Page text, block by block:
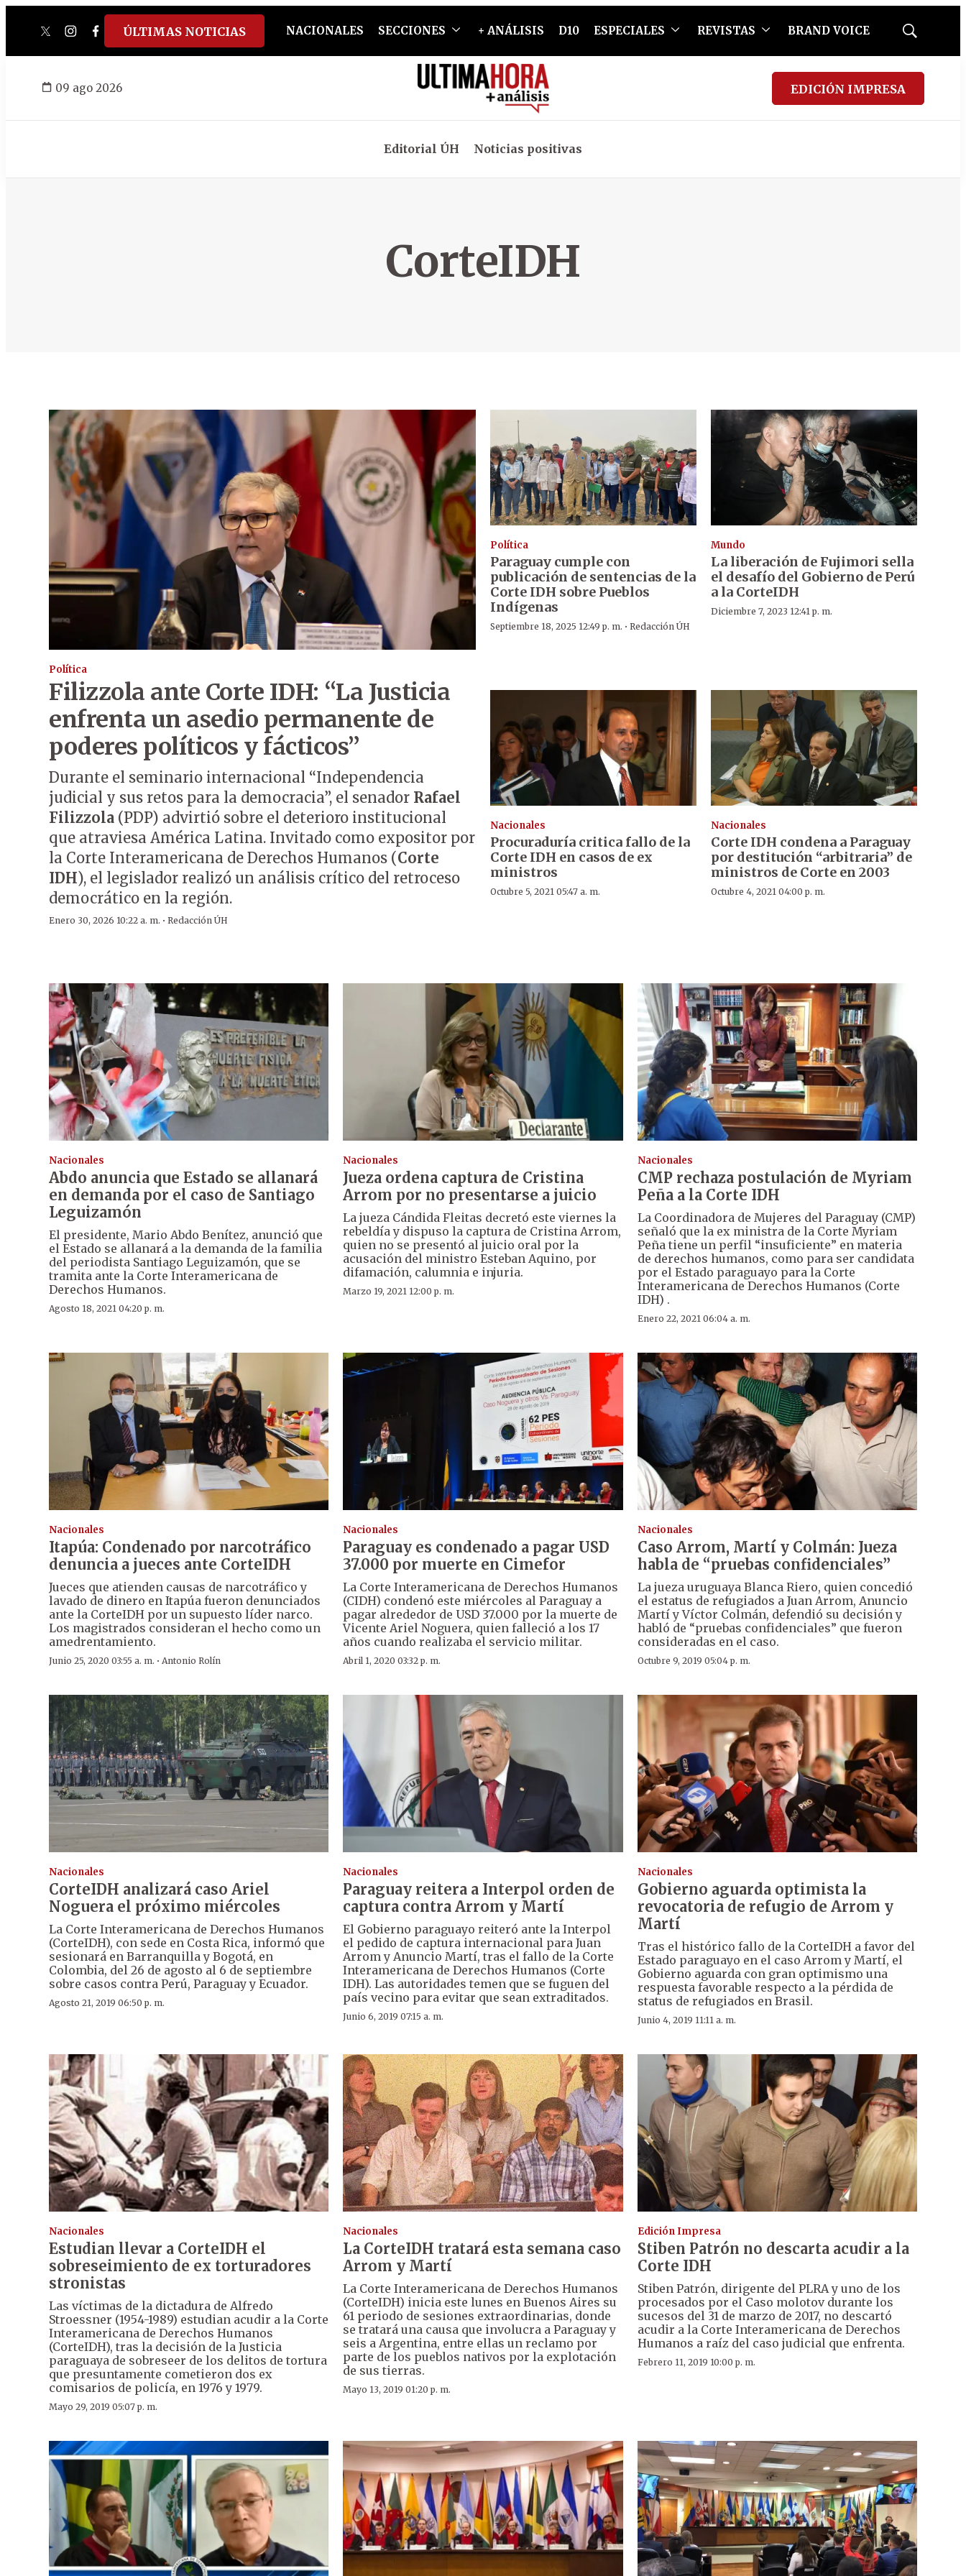
twitterinstagram
facebook
tiktokyoutube
spotify
ÚLTIMAS NOTICIAS NACIONALES SECCIONES + ANÁLISIS D10 ESPECIALES REVISTAS BRAND VOICE
Mostrar
09 ago 2026 EDICIÓN IMPRESA
Editorial ÚH Noticias positivas
CorteIDH
Política
Filizzola ante Corte IDH: “La Justicia
enfrenta un asedio permanente de
poderes políticos y fácticos”
Durante el seminario internacional “Independencia
judicial y sus retos para la democracia”, el senador Rafael
Filizzola (PDP) advirtió sobre el deterioro institucional
que atraviesa América Latina. Invitado como expositor por
la Corte Interamericana de Derechos Humanos (Corte
IDH), el legislador realizó un análisis crítico del retroceso
democrático en la región.
Enero 30, 2026 10:22 a. m. · Redacción ÚH
Política
Paraguay cumple con
publicación de sentencias de la
Corte IDH sobre Pueblos
Indígenas
Septiembre 18, 2025 12:49 p. m. · Redacción ÚH
Mundo
La liberación de Fujimori sella
el desafío del Gobierno de Perú
a la CorteIDH
Diciembre 7, 2023 12:41 p. m.
Nacionales
Procuraduría critica fallo de la
Corte IDH en casos de ex
ministros
Octubre 5, 2021 05:47 a. m.
Nacionales
Corte IDH condena a Paraguay
por destitución “arbitraria” de
ministros de Corte en 2003
Octubre 4, 2021 04:00 p. m.
Nacionales
Abdo anuncia que Estado se allanará
en demanda por el caso de Santiago
Leguizamón
El presidente, Mario Abdo Benítez, anunció que
el Estado se allanará a la demanda de la familia
del periodista Santiago Leguizamón, que se
tramita ante la Corte Interamericana de
Derechos Humanos.
Agosto 18, 2021 04:20 p. m.
Nacionales
Jueza ordena captura de Cristina
Arrom por no presentarse a juicio
La jueza Cándida Fleitas decretó este viernes la
rebeldía y dispuso la captura de Cristina Arrom,
quien no se presentó al juicio oral por la
acusación del ministro Esteban Aquino, por
difamación, calumnia e injuria.
Marzo 19, 2021 12:00 p. m.
Nacionales
CMP rechaza postulación de Myriam
Peña a la Corte IDH
La Coordinadora de Mujeres del Paraguay (CMP)
señaló que la ex ministra de la Corte Myriam
Peña tiene un perfil “insuficiente” en materia
de derechos humanos, como para ser candidata
por el Estado paraguayo para la Corte
Interamericana de Derechos Humanos (Corte
IDH) .
Enero 22, 2021 06:04 a. m.
Nacionales
Itapúa: Condenado por narcotráfico
denuncia a jueces ante CorteIDH
Jueces que atienden causas de narcotráfico y
lavado de dinero en Itapúa fueron denunciados
ante la CorteIDH por un supuesto líder narco.
Los magistrados consideran el hecho como un
amedrentamiento.
Junio 25, 2020 03:55 a. m. · Antonio Rolín
Nacionales
Paraguay es condenado a pagar USD
37.000 por muerte en Cimefor
La Corte Interamericana de Derechos Humanos
(CIDH) condenó este miércoles al Paraguay a
pagar alrededor de USD 37.000 por la muerte de
Vicente Ariel Noguera, quien falleció a los 17
años cuando realizaba el servicio militar.
Abril 1, 2020 03:32 p. m.
Nacionales
Caso Arrom, Martí y Colmán: Jueza
habla de “pruebas confidenciales”
La jueza uruguaya Blanca Riero, quien concedió
el estatus de refugiados a Juan Arrom, Anuncio
Martí y Víctor Colmán, defendió su decisión y
habló de “pruebas confidenciales” que fueron
consideradas en el caso.
Octubre 9, 2019 05:04 p. m.
Nacionales
CorteIDH analizará caso Ariel
Noguera el próximo miércoles
La Corte Interamericana de Derechos Humanos
(CorteIDH), con sede en Costa Rica, informó que
sesionará en Barranquilla y Bogotá, en
Colombia, del 26 de agosto al 6 de septiembre
sobre casos contra Perú, Paraguay y Ecuador.
Agosto 21, 2019 06:50 p. m.
Nacionales
Paraguay reitera a Interpol orden de
captura contra Arrom y Martí
El Gobierno paraguayo reiteró ante la Interpol
el pedido de captura internacional para Juan
Arrom y Anuncio Martí, tras el fallo de la Corte
Interamericana de Derechos Humanos (Corte
IDH). Las autoridades temen que se fuguen del
país vecino para evitar que sean extraditados.
Junio 6, 2019 07:15 a. m.
Nacionales
Gobierno aguarda optimista la
revocatoria de refugio de Arrom y
Martí
Tras el histórico fallo de la CorteIDH a favor del
Estado paraguayo en el caso Arrom y Martí, el
Gobierno aguarda con gran optimismo una
respuesta favorable respecto a la pérdida de
status de refugiados en Brasil.
Junio 4, 2019 11:11 a. m.
Nacionales
Estudian llevar a CorteIDH el
sobreseimiento de ex torturadores
stronistas
Las víctimas de la dictadura de Alfredo
Stroessner (1954-1989) estudian acudir a la Corte
Interamericana de Derechos Humanos
(CorteIDH), tras la decisión de la Justicia
paraguaya de sobreseer de los delitos de tortura
que presuntamente cometieron dos ex
comisarios de policía, en 1976 y 1979.
Mayo 29, 2019 05:07 p. m.
Nacionales
La CorteIDH tratará esta semana caso
Arrom y Martí
La Corte Interamericana de Derechos Humanos
(CorteIDH) inicia este lunes en Buenos Aires su
61 periodo de sesiones extraordinarias, donde
se tratará una causa que involucra a Paraguay y
seis a Argentina, entre ellas un reclamo por
parte de los pueblos nativos por la explotación
de sus tierras.
Mayo 13, 2019 01:20 p. m.
Edición Impresa
Stiben Patrón no descarta acudir a la
Corte IDH
Stiben Patrón, dirigente del PLRA y uno de los
procesados por el Caso molotov durante los
sucesos del 31 de marzo de 2017, no descartó
acudir a la Corte Interamericana de Derechos
Humanos a raíz del caso judicial que enfrenta.
Febrero 11, 2019 10:00 p. m.